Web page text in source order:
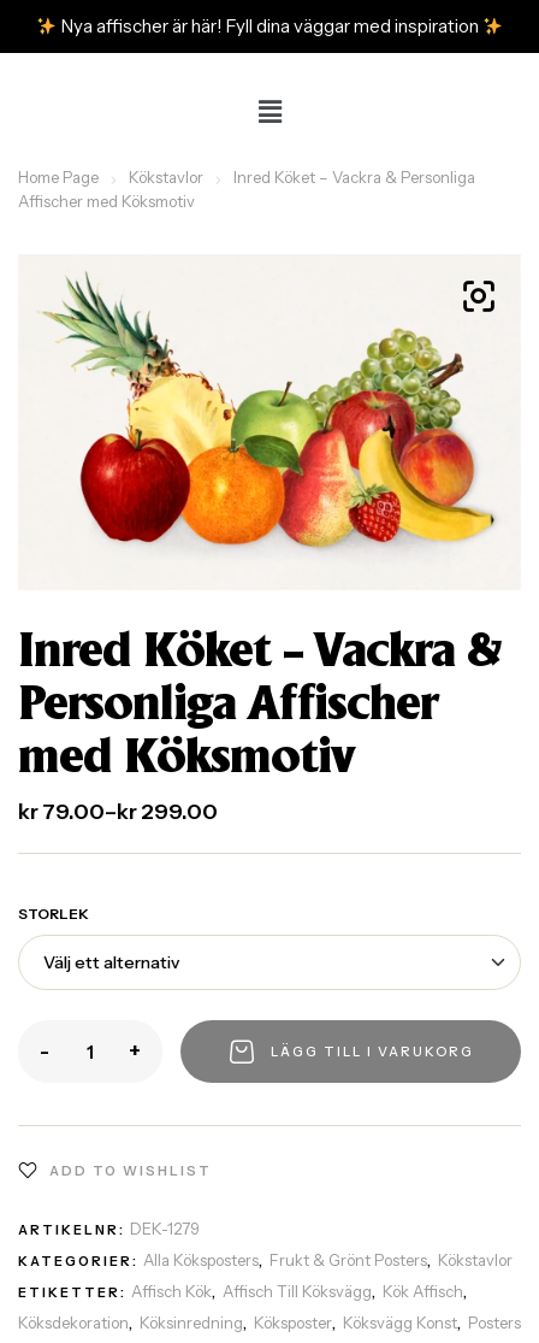
Nya affischer är här! Fyll dina väggar med inspiration
Home Page Kökstavlor
Inred Köket – Vackra & Personliga
Affischer med Köksmotiv
Inred Köket – Vackra &
Personliga Affischer
med Köksmotiv
kr79.00–kr299.00
STORLEK
- + LÄGG TILL I VARUKORG
ADD TO WISHLIST
ARTIKELNR: DEK-1279
KATEGORIER: Alla Köksposters, Frukt & Grönt Posters, Kökstavlor
ETIKETTER: Affisch Kök, Affisch Till Köksvägg, Kök Affisch,
Köksdekoration, Köksinredning, Köksposter, Köksvägg Konst, Posters